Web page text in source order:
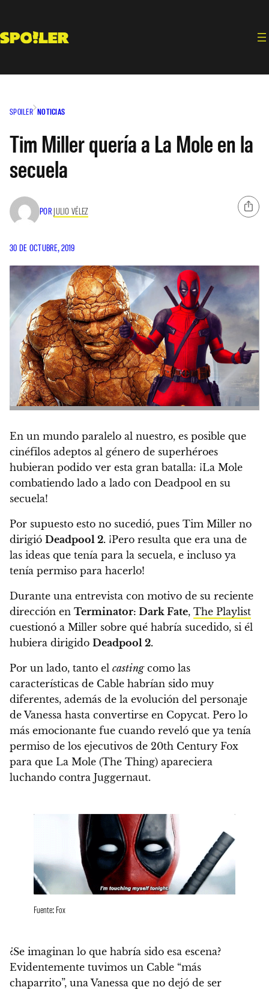
contenido
SPOILER NOTICIAS
Tim Miller quería a La Mole en la
secuela
POR JULIO VÉLEZ
30 DE OCTUBRE, 2019
En un mundo paralelo al nuestro, es posible que
cinéfilos adeptos al género de superhéroes
hubieran podido ver esta gran batalla: ¡La Mole
combatiendo lado a lado con Deadpool en su
secuela!
Por supuesto esto no sucedió, pues Tim Miller no
dirigió Deadpool 2. ¡Pero resulta que era una de
las ideas que tenía para la secuela, e incluso ya
tenía permiso para hacerlo!
Durante una entrevista con motivo de su reciente
dirección en Terminator: Dark Fate, The Playlist
cuestionó a Miller sobre qué habría sucedido, si él
hubiera dirigido Deadpool 2.
Por un lado, tanto el castingcomo las
características de Cable habrían sido muy
diferentes, además de la evolución del personaje
de Vanessa hasta convertirse en Copycat. Pero lo
más emocionante fue cuando reveló que ya tenía
permiso de los ejecutivos de 20th Century Fox
para que La Mole (The Thing) apareciera
luchando contra Juggernaut.
Fuente: Fox
¿Se imaginan lo que habría sido esa escena?
Evidentemente tuvimos un Cable “más
chaparrito”, una Vanessa que no dejó de ser